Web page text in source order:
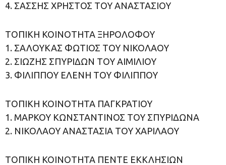
4. ΣΑΣΣΗΣ ΧΡΗΣΤΟΣ ΤΟΥ ΑΝΑΣΤΑΣΙΟΥ
ΤΟΠΙΚΗ ΚΟΙΝΟΤΗΤΑ ΞΗΡΟΛΟΦΟΥ
1. ΣΑΛΟΥΚΑΣ ΦΩΤΙΟΣ ΤΟΥ ΝΙΚΟΛΑΟΥ
2. ΣΙΩΖΗΣ ΣΠΥΡΙΔΩΝ ΤΟΥ ΑΙΜΙΛΙΟΥ
3. ΦΙΛΙΠΠΟΥ ΕΛΕΝΗ ΤΟΥ ΦΙΛΙΠΠΟΥ
ΤΟΠΙΚΗ ΚΟΙΝΟΤΗΤΑ ΠΑΓΚΡΑΤΙΟΥ
1. ΜΑΡΚΟΥ ΚΩΝΣΤΑΝΤΙΝΟΣ ΤΟΥ ΣΠΥΡΙΔΩΝΑ
2. ΝΙΚΟΛΑΟΥ ΑΝΑΣΤΑΣΙΑ ΤΟΥ ΧΑΡΙΛΑΟΥ
ΤΟΠΙΚΗ ΚΟΙΝΟΤΗΤΑ ΠΕΝΤΕ ΕΚΚΛΗΣΙΩΝ